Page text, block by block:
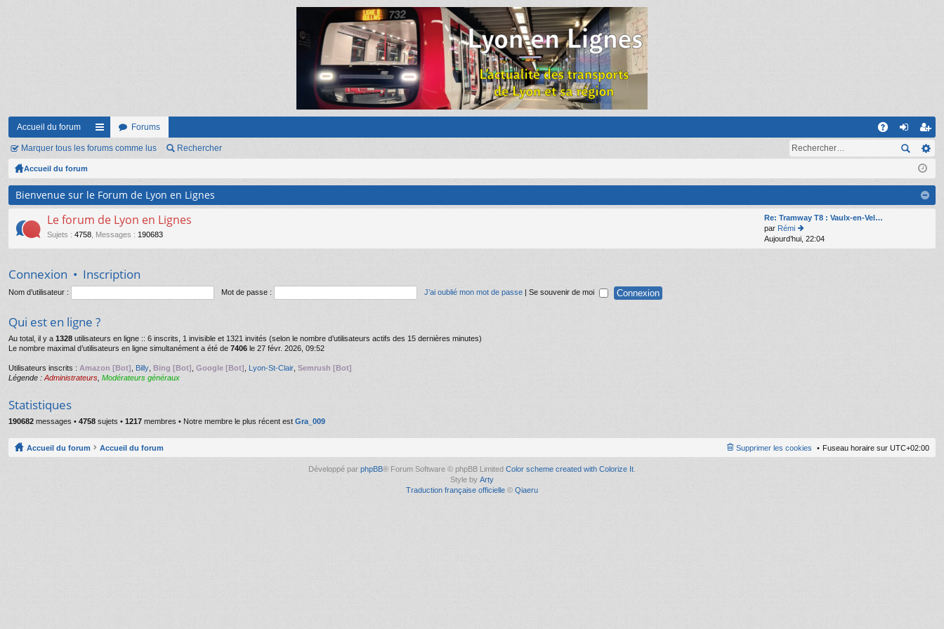
Accueil du forum
ac
ur
ci
s
Forums
on
on
ns
cri
pti
on
Marquer tous les forums comme lus Rechercher
Accueil du forum
Bienvenue sur le Forum de Lyon en Lignes
Le forum de Lyon en Lignes
Sujets : 4758 Messages : 190683
Re: Tramway T8 : Vaulx-en-Vel…
par Rémi
o
n
Aujourd’hui, 22:04
Connexion • Inscription
Nom d’utilisateur : Mot de passe : J’ai oublié mon mot de passe | Se souvenir de moi
Qui est en ligne ?
Au total, il y a 1328 utilisateurs en ligne :: 6 inscrits, 1 invisible et 1321 invités (selon le nombre d’utilisateurs actifs des 15 dernières minutes)
Le nombre maximal d’utilisateurs en ligne simultanément a été de 7406 le 27 févr. 2026, 09:52
Utilisateurs inscrits : Amazon [Bot] Billy Bing [Bot] Google [Bot] Lyon-St-Clair Semrush [Bot]
Légende : Administrateurs Modérateurs généraux
Statistiques
190682 messages • 4758 sujets • 1217 membres • Notre membre le plus récent est Gra_009
Accueil du forum Accueil du forum Fuseau horaire sur UTC+02:00
Supprimer les cookies
Développé par phpBB® Forum Software © phpBB Limited Color scheme created with Colorize It
Style by Arty
Traduction française officielle © Qiaeru